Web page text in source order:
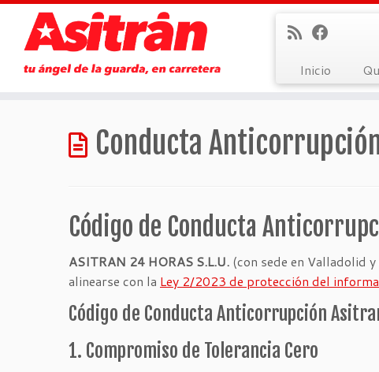
Inicio
Conducta
Código de Conducta
ASITRAN 24 HORAS S.L.U. (con sede en Valladolid
alinearse con la Ley 2/2023 de protección del
Código de Conducta Anticorrupción
1. Compromiso de Tolerancia Cero